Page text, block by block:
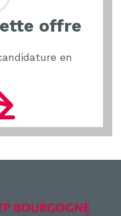
offre
en